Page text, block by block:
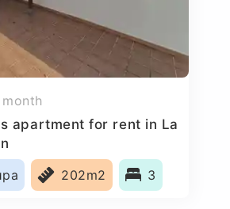
apartment for rent in La
202m2 3